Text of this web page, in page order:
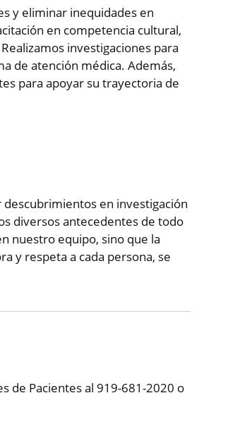
y eliminar inequidades en
en competencia cultural,
investigaciones para
de atención médica. Además,
para apoyar su trayectoria de
en investigación
diversos antecedentes de todo
nuestro equipo, sino que la
y respeta a cada persona, se
de Pacientes al 919-681-2020 o